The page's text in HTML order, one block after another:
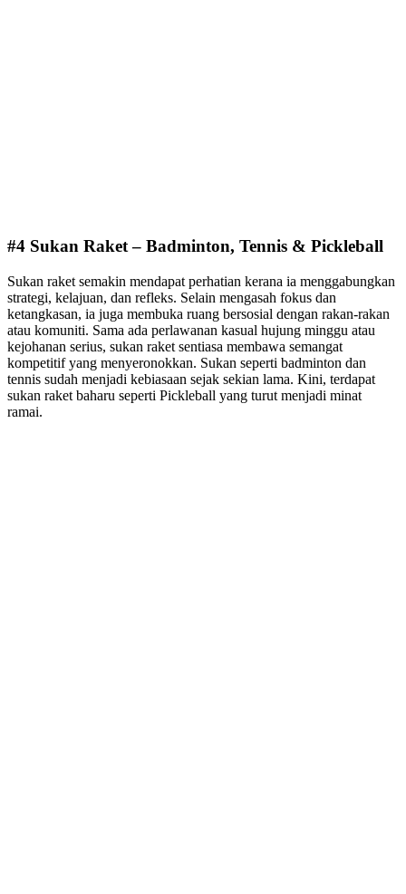
#4 Sukan Raket – Badminton, Tennis & Pickleball
Sukan raket semakin mendapat perhatian kerana ia menggabungkan
strategi, kelajuan, dan refleks. Selain mengasah fokus dan
ketangkasan, ia juga membuka ruang bersosial dengan rakan-rakan
atau komuniti. Sama ada perlawanan kasual hujung minggu atau
kejohanan serius, sukan raket sentiasa membawa semangat
kompetitif yang menyeronokkan. Sukan seperti badminton dan
tennis sudah menjadi kebiasaan sejak sekian lama. Kini, terdapat
sukan raket baharu seperti Pickleball yang turut menjadi minat
ramai.